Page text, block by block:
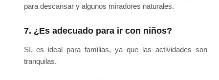
para descansar y algunos miradores naturales.
7. ¿Es adecuado para ir con niños?
Sí, es ideal para familias, ya que las actividades son
tranquilas.